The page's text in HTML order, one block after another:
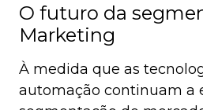
O futuro da
Marketing
À medida que as
automação continuam a